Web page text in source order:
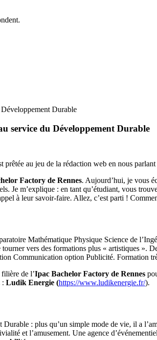
Durable
service du Développement Durable
prêtée au jeu de la rédaction web en nous
Factory de Rennes. Aujourd’hui, je vous
Je m’explique : en tant qu’étudiant, vous
à leur savoir-faire. Allez, c’est parti !
Mathématique Physique Science de
vers des formations plus « artistiques ».
Communication option Publicité. Formation
de l’Ipac Bachelor Factory de Rennes
: Ludik Energie (https://www.ludikenergie.fr/).
: plus qu’un simple mode de vie, il a
et l’amusement. Une agence